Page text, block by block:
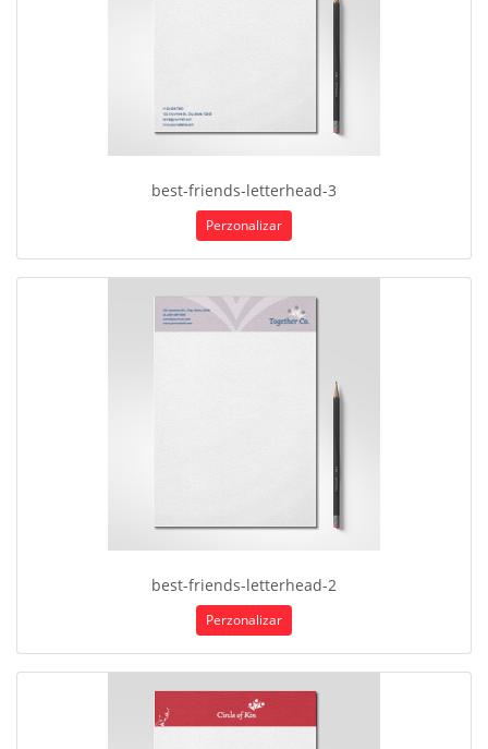
best-friends-letterhead-3
Perzonalizar
best-friends-letterhead-2
Perzonalizar